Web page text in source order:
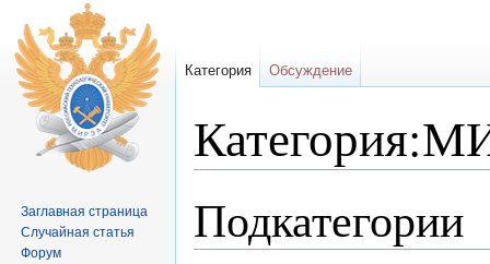
Подкатегории
Категория Обсуждение
Заглавная страница
Случайная статья
Форум